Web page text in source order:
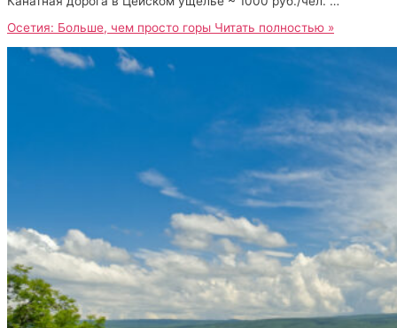
Осетия: Больше, чем просто горы Читать полностью »